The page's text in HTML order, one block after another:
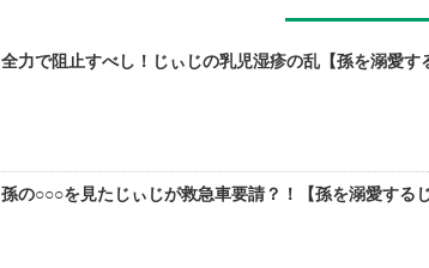
全力で阻止すべし！じぃじの乳児湿疹の乱【孫を溺愛
孫の○○○を見たじぃじが救急車要請？！【孫を溺愛す